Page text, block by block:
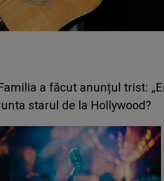
a făcut anunțul trist:
starul de la Hollywood?